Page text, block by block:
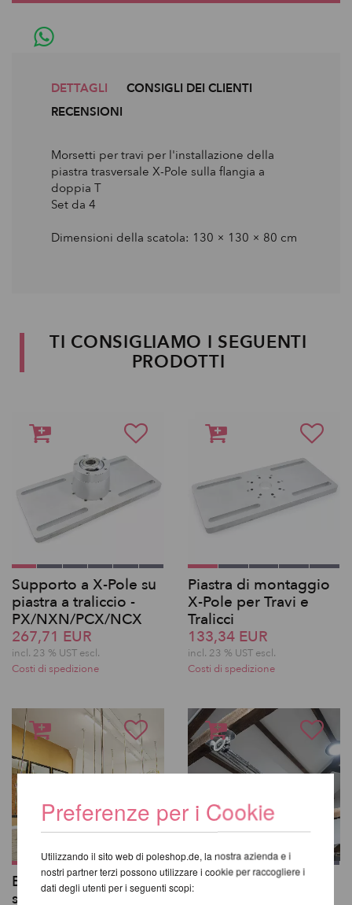
DETTAGLI
CONSIGLI DEI CLIENTI
RECENSIONI
Morsetti per travi per l'installazione della
piastra trasversale X-Pole sulla flangia a
doppia T
Set da 4
Dimensioni della scatola: 130 × 130 × 80 cm
TI CONSIGLIAMO I SEGUENTI
PRODOTTI
Supporto a X-Pole su
piastra a traliccio -
PX/NXN/PCX/NCX
267,71 EUR
incl. 23 % UST escl.
Costi di spedizione
Piastra di montaggio
X-Pole per Travi e
Tralicci
133,34 EUR
incl. 23 % UST escl.
Costi di spedizione
BUILD-A-POLE X-Pole
su misura fino a 4,5 m
Sistema PoleAway©
443,42 EUR
Preferenze per i Cookie
Utilizzando il sito web di poleshop.de, la nostra azienda e i
nostri partner terzi possono utilizzare i cookie per raccogliere i
dati degli utenti per i seguenti scopi: